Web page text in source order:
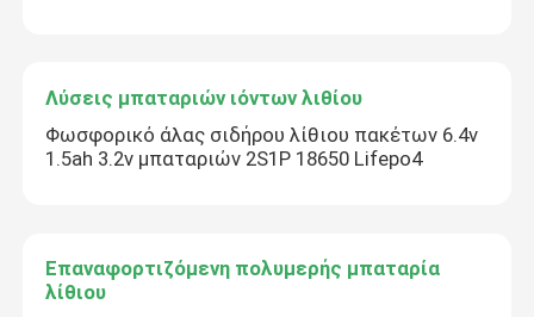
We bellen je snel terug!
Λύσεις μπαταριών ιόντων λιθίου
Φωσφορικό άλας σιδήρου λίθιου πακέτων 6.4v
1.5ah 3.2v μπαταριών 2S1P 18650 Lifepo4
Επαναφορτιζόμενη πολυμερής μπαταρία
λίθιου